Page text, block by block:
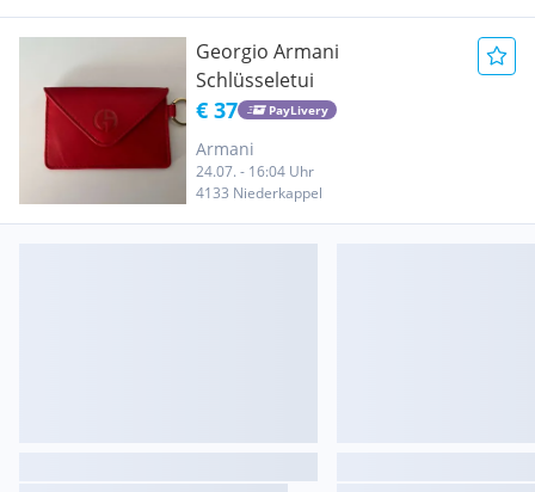
Georgio Armani
Schlüsseletui
€ 37 PayLivery
Armani
24.07. - 16:04 Uhr
4133 Niederkappel